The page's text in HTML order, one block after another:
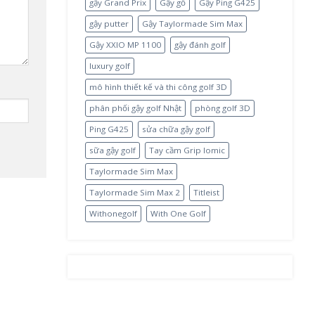
gậy Grand Prix
Gậy gỗ
Gậy Ping G425
gậy putter
Gậy Taylormade Sim Max
Gậy XXIO MP 1100
gậy đánh golf
luxury golf
mô hình thiết kế và thi công golf 3D
phân phối gậy golf Nhật
phòng golf 3D
Ping G425
sửa chữa gậy golf
sữa gậy golf
Tay cầm Grip Iomic
Taylormade Sim Max
Taylormade Sim Max 2
Titleist
Withonegolf
With One Golf